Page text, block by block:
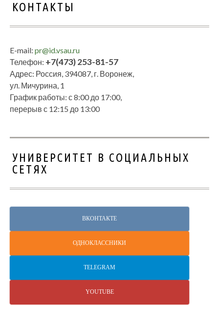
КОНТАКТЫ
E-mail: pr@id.vsau.ru
Телефон: +7(473) 253-81-57
Адрес: Россия, 394087, г. Воронеж,
ул. Мичурина, 1
График работы: с 8:00 до 17:00,
перерыв с 12:15 до 13:00
УНИВЕРСИТЕТ В СОЦИАЛЬНЫХ
СЕТЯХ
ВКОНТАКТЕ
ОДНОКЛАССНИКИ
TELEGRAM
YOUTUBE